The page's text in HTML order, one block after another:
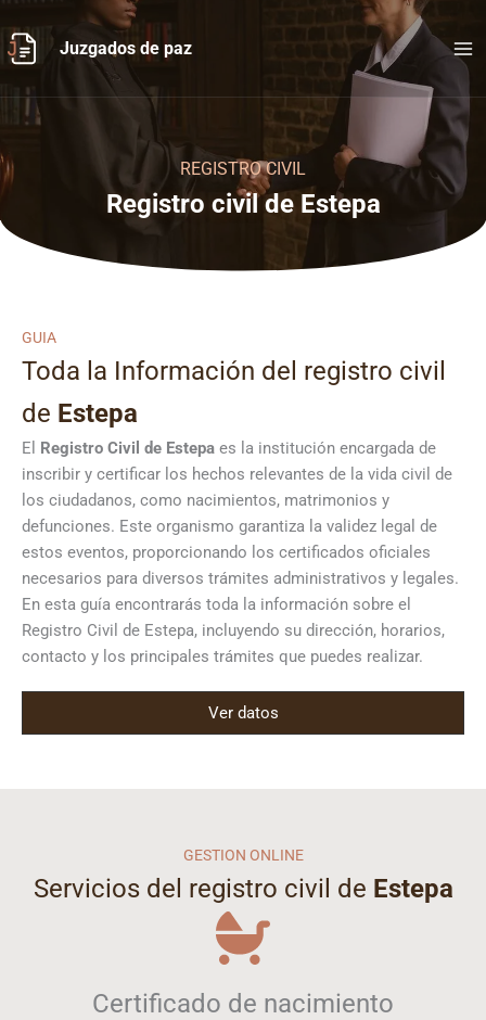
al
contenido
Juzgados de paz
REGISTRO CIVIL
Registro civil de Estepa
GUIA
Toda la Información del registro civil
de Estepa
El Registro Civil de Estepa es la institución encargada de
inscribir y certificar los hechos relevantes de la vida civil de
los ciudadanos, como nacimientos, matrimonios y
defunciones. Este organismo garantiza la validez legal de
estos eventos, proporcionando los certificados oficiales
necesarios para diversos trámites administrativos y legales.
En esta guía encontrarás toda la información sobre el
Registro Civil de Estepa, incluyendo su dirección, horarios,
contacto y los principales trámites que puedes realizar.
Ver datos
GESTION ONLINE
Servicios del registro civil de Estepa
Certificado de nacimiento